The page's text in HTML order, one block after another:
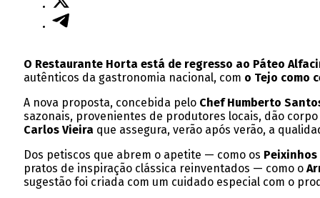
O Restaurante Horta está de regresso ao Páteo
autênticos da gastronomia nacional, com o Tejo como
A nova proposta, concebida pelo Chef Humberto
sazonais, provenientes de produtores locais, dão
Carlos Vieira que assegura, verão após verão, a
Dos petiscos que abrem o apetite — como os
pratos de inspiração clássica reinventados — como o
sugestão foi criada com um cuidado especial com o